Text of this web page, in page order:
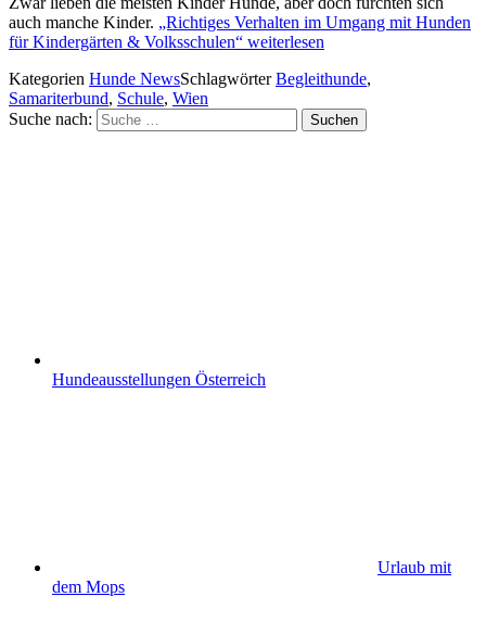
auch manche Kinder. „Richtiges Verhalten im Umgang mit Hunden
für Kindergärten & Volksschulen“ weiterlesen
Kategorien Hunde NewsSchlagwörterBegleithunde,
Samariterbund, Schule, Wien
Suche nach:
Suchen
Hundeausstellungen Österreich
Urlaub mit
dem Mops